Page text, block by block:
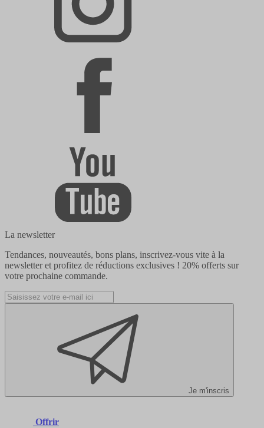
La newsletter
Tendances, nouveautés, bons plans, inscrivez-vous vite à la
newsletter et profitez de réductions exclusives ! 20% offerts sur
votre prochaine commande.
Je m'inscris
Offrir